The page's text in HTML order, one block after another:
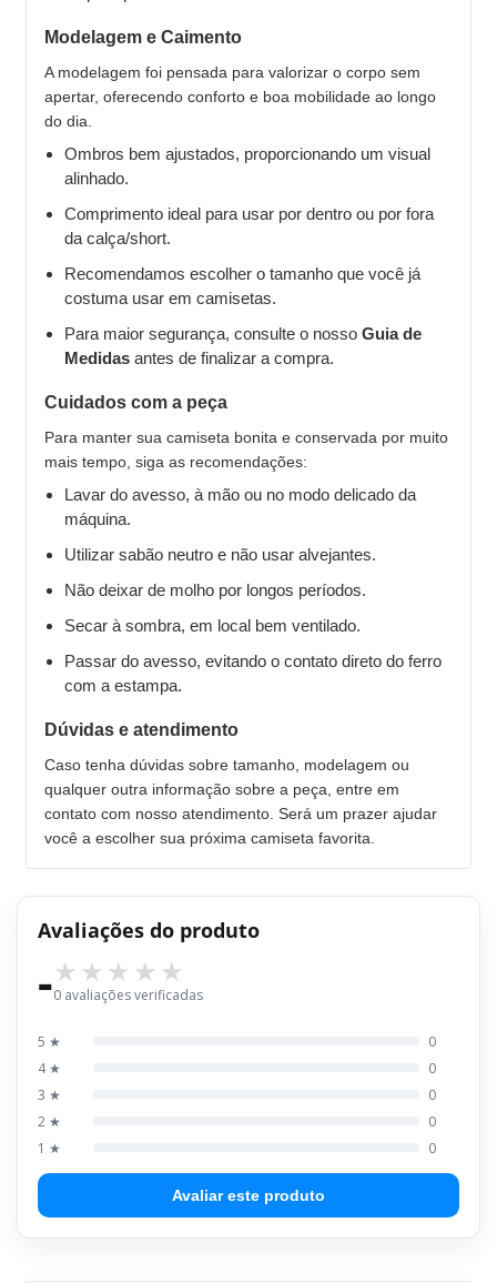
Modelagem e Caimento
A modelagem foi pensada para valorizar o corpo sem
apertar, oferecendo conforto e boa mobilidade ao longo
do dia.
Ombros bem ajustados, proporcionando um visual
alinhado.
Comprimento ideal para usar por dentro ou por fora
da calça/short.
Recomendamos escolher o tamanho que você já
costuma usar em camisetas.
Para maior segurança, consulte o nosso Guia de
Medidas antes de finalizar a compra.
Cuidados com a peça
Para manter sua camiseta bonita e conservada por muito
mais tempo, siga as recomendações:
Lavar do avesso, à mão ou no modo delicado da
máquina.
Utilizar sabão neutro e não usar alvejantes.
Não deixar de molho por longos períodos.
Secar à sombra, em local bem ventilado.
Passar do avesso, evitando o contato direto do ferro
com a estampa.
Dúvidas e atendimento
Caso tenha dúvidas sobre tamanho, modelagem ou
qualquer outra informação sobre a peça, entre em
contato com nosso atendimento. Será um prazer ajudar
você a escolher sua próxima camiseta favorita.
Avaliações do produto
-0 avaliações verificadas
5 ★
0
4 ★
0
3 ★
0
2 ★
0
1 ★
0
Avaliar este produto